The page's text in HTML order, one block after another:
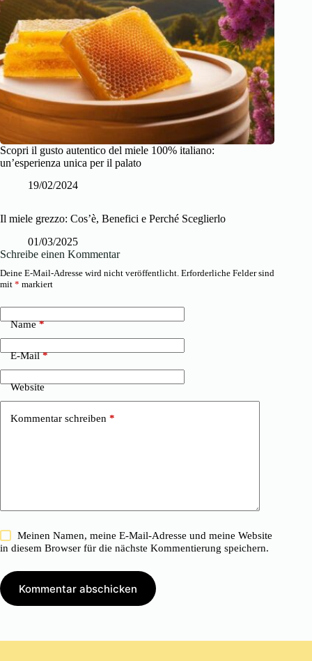
Scopri il gusto autentico del miele 100% italiano:
un’esperienza unica per il palato
19/02/2024
Il miele grezzo: Cos’è, Benefici e Perché Sceglierlo
01/03/2025
Schreibe einen Kommentar
Deine E-Mail-Adresse wird nicht veröffentlicht. Erforderliche Felder sind
mit * markiert
Name*
E-Mail*
Website
Kommentar schreiben *
Meinen Namen, meine E-Mail-Adresse und meine Website
in diesem Browser für die nächste Kommentierung speichern.
Kommentar abschicken